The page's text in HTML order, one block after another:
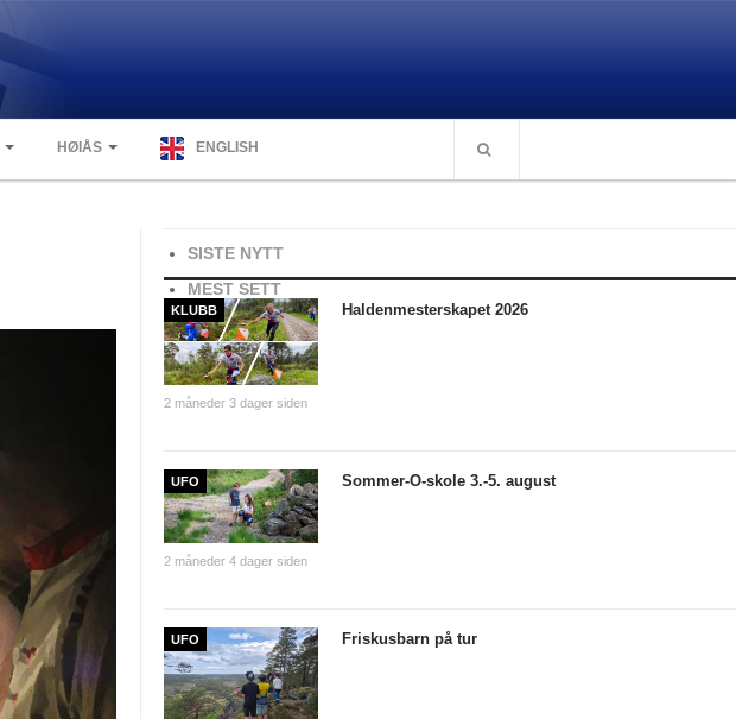
HØIÅS ENGLISH
SISTE NYTT
MEST SETT
KLUBB
2 måneder 3 dager siden
Haldenmesterskapet 2026
UFO
2 måneder 4 dager siden
Sommer-O-skole 3.-5. august
UFO Friskusbarn på tur